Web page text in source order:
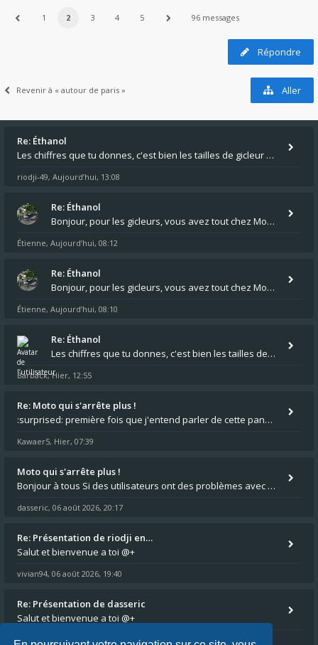
1 2 3 4 5 96 messages
Répondre
Revenir à « autour de paris » Aller
Re: Éthanol
Les chiffres que tu donnes, c'est bien les tailles de gicleur ? Par contre tes "-2 tours" à quoi correspondent t'ils ?
riodji-49, Aujourd’hui, 13:08
Re: Éthanol
Bonjour, pour les gicleurs, vous avez tout chez Motokristen à Bar sur Aube. https://www.motokristen.fr/ On peut aussi
Étienne, Aujourd’hui, 08:12
Re: Éthanol
Bonjour, pour les gicleurs, vous avez tout chez Motokristen à Bar sur Aube. https://www.motokristen.fr/produits/4946-l
Étienne, Aujourd’hui, 08:10
Re: Éthanol
Les chiffres que tu donnes, c'est bien les tailles de gicleur ? Par contre tes "-2 tours" à quoi correspondent t'ils ?
Barback,Hier, 12:55
Re: Moto qui s'arrête plus !
:surprised: première fois que j'entend parler de cette panne ,ta moto aurait été maraboutée? :pretre:
Kawaer5, Hier, 07:39
Moto qui s'arrête plus !
Bonjour à tous Si des utilisateurs ont des problèmes avec leur moto qui démarre plus, la mienne ne coupe plus :?: - Je
dasseric, 06 août 2026, 20:17
Re: Présentation de riodji en…
Salut et bienvenue a toi @+
vivian94, 06 août 2026, 19:40
Re: Présentation de dasseric
Salut et bienvenue a toi @+
vivian94 ,06 août 2026, 19:40